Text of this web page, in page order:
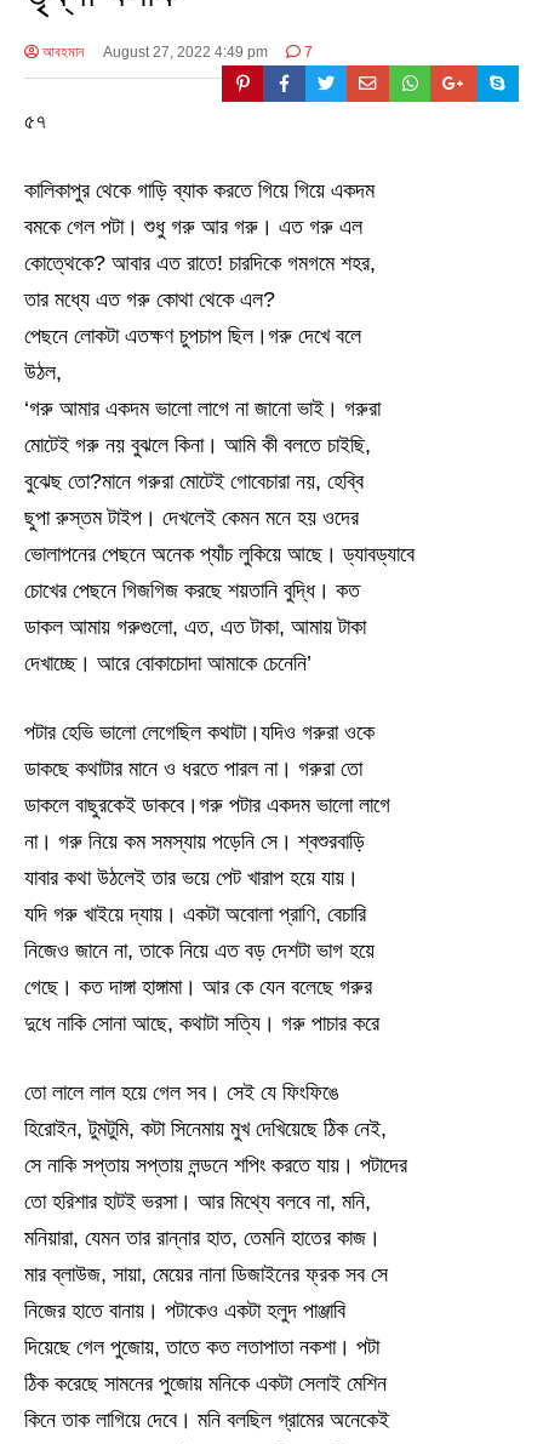
আবহমান August 27, 2022 4:49 pm 7
৫৭
কালিকাপুর থেকে গাড়ি ব্যাক করতে গিয়ে গিয়ে একদম
বমকে গেল পটা। শুধু গরু আর গরু। এত গরু এল
কোত্থেকে? আবার এত রাতে! চারদিকে গমগমে শহর,
তার মধ্যে এত গরু কোথা থেকে এল?
পেছনে লোকটা এতক্ষণ চুপচাপ ছিল।গরু দেখে বলে
উঠল,
‘গরু আমার একদম ভালো লাগে না জানো ভাই। গরুরা
মোটেই গরু নয় বুঝলে কিনা। আমি কী বলতে চাইছি,
বুঝেছ তো?মানে গরুরা মোটেই গোবেচারা নয়, হেব্বি
ছুপা রুস্তম টাইপ। দেখলেই কেমন মনে হয় ওদের
ভোলাপনের পেছনে অনেক প্যাঁচ লুকিয়ে আছে। ড্যাবড্যাবে
চোখের পেছনে গিজগিজ করছে শয়তানি বুদ্ধি। কত
ডাকল আমায় গরুগুলো, এত, এত টাকা, আমায় টাকা
দেখাচ্ছে। আরে বোকাচোদা আমাকে চেনেনি’
পটার হেভি ভালো লেগেছিল কথাটা।যদিও গরুরা ওকে
ডাকছে কথাটার মানে ও ধরতে পারল না। গরুরা তো
ডাকলে বাছুরকেই ডাকবে।গরু পটার একদম ভালো লাগে
না। গরু নিয়ে কম সমস্যায় পড়েনি সে। শ্বশুরবাড়ি
যাবার কথা উঠলেই তার ভয়ে পেট খারাপ হয়ে যায়।
যদি গরু খাইয়ে দ্যায়। একটা অবোলা প্রাণি, বেচারি
নিজেও জানে না, তাকে নিয়ে এত বড় দেশটা ভাগ হয়ে
গেছে। কত দাঙ্গা হাঙ্গামা। আর কে যেন বলেছে গরুর
দুধে নাকি সোনা আছে, কথাটা সত্যি। গরু পাচার করে
তো লালে লাল হয়ে গেল সব। সেই যে ফিংফিঙে
হিরোইন, টুমটুমি, কটা সিনেমায় মুখ দেখিয়েছে ঠিক নেই,
সে নাকি সপ্তায় সপ্তায় লন্ডনে শপিং করতে যায়। পটাদের
তো হরিশার হাটই ভরসা। আর মিথ্যে বলবে না, মনি,
মনিয়ারা, যেমন তার রান্নার হাত, তেমনি হাতের কাজ।
মার ব্লাউজ, সায়া, মেয়ের নানা ডিজাইনের ফ্রক সব সে
নিজের হাতে বানায়। পটাকেও একটা হলুদ পাঞ্জাবি
দিয়েছে গেল পুজোয়, তাতে কত লতাপাতা নকশা। পটা
ঠিক করেছে সামনের পুজোয় মনিকে একটা সেলাই মেশিন
কিনে তাক লাগিয়ে দেবে। মনি বলছিল গ্রামের অনেকেই